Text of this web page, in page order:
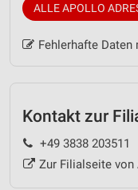
ALLE APOLLO
Fehlerhafte Daten
Kontakt zur
+49 3838 203511
Zur Filialseite von